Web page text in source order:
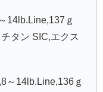
14lb.Line,137ｇ
タン SIC,エクス
～14lb.Line,136ｇ